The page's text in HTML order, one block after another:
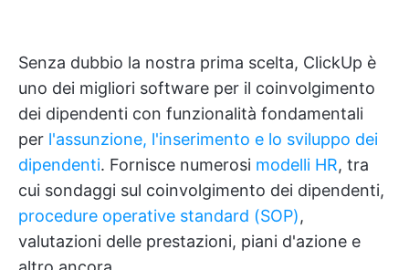
Senza dubbio la nostra prima scelta, ClickUp è
uno dei migliori software per il coinvolgimento
dei dipendenti con funzionalità fondamentali
per l'assunzione, l'inserimento e lo sviluppo dei
dipendenti. Fornisce numerosi modelli HR, tra
cui sondaggi sul coinvolgimento dei dipendenti,
procedure operative standard (SOP),
valutazioni delle prestazioni, piani d'azione e